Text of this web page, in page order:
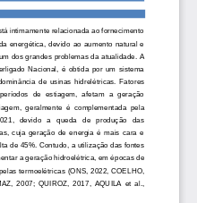
intimamente relacionada ao fornecimento
energética, devido ao aumento natural e
um dos grandes problemas da atualidade.
A
Nacional,  é  obtida  por  um  sistema
de  usinas  hidrelétricas.
Fatores
de  estiagem,  afetam  a  geração
geralmente é  complementada  pela
devido   a
queda   de   produção   das
cuja  geração  de  energia  é  mais  cara  e
de 45%. Contudo, a utilização das fontes
a geração hidroelétrica em épocas de
termoelétricas (ONS, 2022 , COELHO,
2007; QUIROZ,  2017 ,  AQUILA  et  al.,